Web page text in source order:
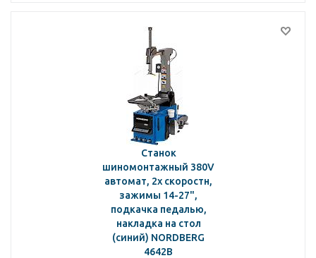
Станок
шиномонтажный 380V
автомат, 2х скоростн,
зажимы 14-27",
подкачка педалью,
накладка на стол
(синий) NORDBERG
4642B